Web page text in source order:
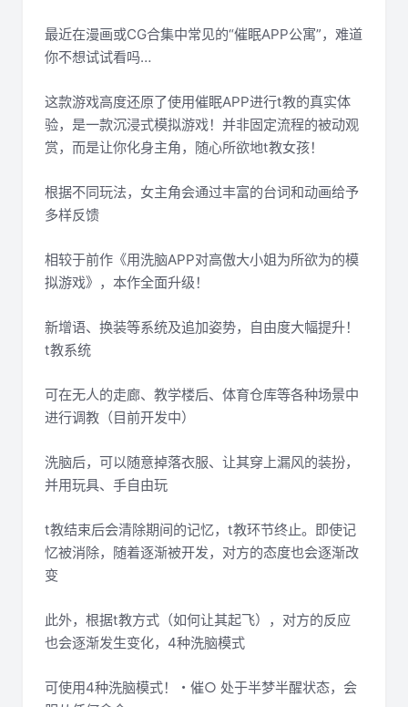
最近在漫画或CG合集中常见的“催眠APP公寓”，难道
你不想试试看吗…
这款游戏高度还原了使用催眠APP进行t教的真实体
验，是一款沉浸式模拟游戏！并非固定流程的被动观
赏，而是让你化身主角，随心所欲地t教女孩！
根据不同玩法，女主角会通过丰富的台词和动画给予
多样反馈
相较于前作《用洗脑APP对高傲大小姐为所欲为的模
拟游戏》，本作全面升级！
新增语、换装等系统及追加姿势，自由度大幅提升！
t教系统
可在无人的走廊、教学楼后、体育仓库等各种场景中
进行调教（目前开发中）
洗脑后，可以随意掉落衣服、让其穿上漏风的装扮，
并用玩具、手自由玩
t教结束后会清除期间的记忆，t教环节终止。即使记
忆被消除，随着逐渐被开发，对方的态度也会逐渐改
变
此外，根据t教方式（如何让其起飞），对方的反应
也会逐渐发生变化，4种洗脑模式
可使用4种洗脑模式！・催○ 处于半梦半醒状态，会